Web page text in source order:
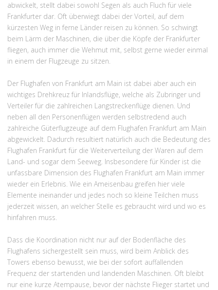
abwickelt, stellt dabei sowohl Segen als auch Fluch für viele
Frankfurter dar. Oft überwiegt dabei der Vorteil, auf dem
kürzesten Weg in ferne Länder reisen zu können. So schwingt
beim Lärm der Maschinen, die über die Köpfe der Frankfurter
fliegen, auch immer die Wehmut mit, selbst gerne wieder einmal
in einem der Flugzeuge zu sitzen.
Der Flughafen von Frankfurt am Main ist dabei aber auch ein
wichtiges Drehkreuz für Inlandsflüge, welche als Zubringer und
Verteiler für die zahlreichen Langstreckenflüge dienen. Und
neben all den Personenflügen werden selbstredend auch
zahlreiche Güterflugzeuge auf dem Flughafen Frankfurt am Main
abgewickelt. Dadurch resultiert natürlich auch die Bedeutung des
Flughafen Frankfurt für die Weiterverteilung der Waren auf dem
Land- und sogar dem Seeweg. Insbesondere für Kinder ist die
unfassbare Dimension des Flughafen Frankfurt am Main immer
wieder ein Erlebnis. Wie ein Ameisenbau greifen hier viele
Elemente ineinander und jedes noch so kleine Teilchen muss
jederzeit wissen, an welcher Stelle es gebraucht wird und wo es
hinfahren muss.
Dass die Koordination nicht nur auf der Bodenfläche des
Flughafens sichergestellt sein muss, wird beim Anblick des
Towers ebenso bewusst, wie bei der sofort auffallenden
Frequenz der startenden und landenden Maschinen. Oft bleibt
nur eine kurze Atempause, bevor der nächste Flieger startet und